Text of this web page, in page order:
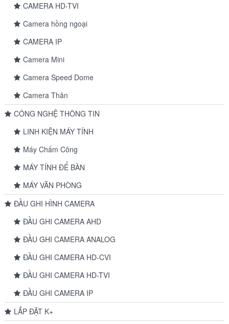
CAMERA HD-TVI
Camera hồng ngoại
CAMERA IP
Camera Mini
Camera Speed Dome
Camera Thân
CÔNG NGHỆ THÔNG TIN
LINH KIỆN MÁY TÍNH
Máy Chấm Công
MÁY TÍNH ĐỂ BÀN
MÁY VĂN PHÒNG
ĐẦU GHI HÌNH CAMERA
ĐẦU GHI CAMERA AHD
ĐẦU GHI CAMERA ANALOG
ĐẦU GHI CAMERA HD-CVI
ĐẦU GHI CAMERA HD-TVI
ĐẦU GHI CAMERA IP
LẮP ĐẶT K+